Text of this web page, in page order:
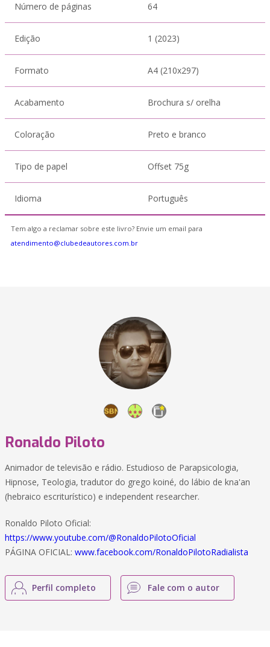
Número de páginas 64
Edição 1 (2023)
Formato A4 (210x297)
Acabamento Brochura s/ orelha
Coloração Preto e branco
Tipo de papel Offset 75g
Idioma Português
Tem algo a reclamar sobre este livro? Envie um email para
atendimento@clubedeautores.com.br
Ronaldo Piloto
Animador de televisão e rádio. Estudioso de Parapsicologia,
Hipnose, Teologia, tradutor do grego koiné, do lábio de kna'an
(hebraico escriturístico) e independent researcher.
Ronaldo Piloto Oficial:
https://www.youtube.com/@RonaldoPilotoOficial
PÁGINA OFICIAL: www.facebook.com/RonaldoPilotoRadialista
Perfil completo Fale com o autor